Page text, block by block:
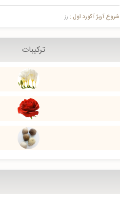
شروع آرپژ آکورد اول : رز
ترکیبات